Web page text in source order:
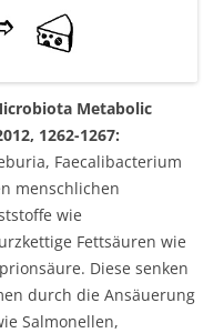
Metabolic
1262-1267:
Faecalibacterium
menschlichen
wie
Fettsäuren wie
Diese senken
durch die Ansäuerung
Salmonellen,